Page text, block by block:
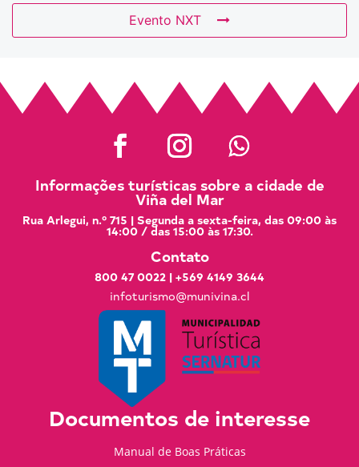
Evento NXT
Informações turísticas sobre a cidade de
Viña del Mar
Rua Arlegui, n.º 715 | Segunda a sexta-feira, das 09:00 às
14:00 / das 15:00 às 17:30.
Contato
800 47 0022 | +569 4149 3644
infoturismo@munivina.cl
Documentos de interesse
Manual de Boas Práticas